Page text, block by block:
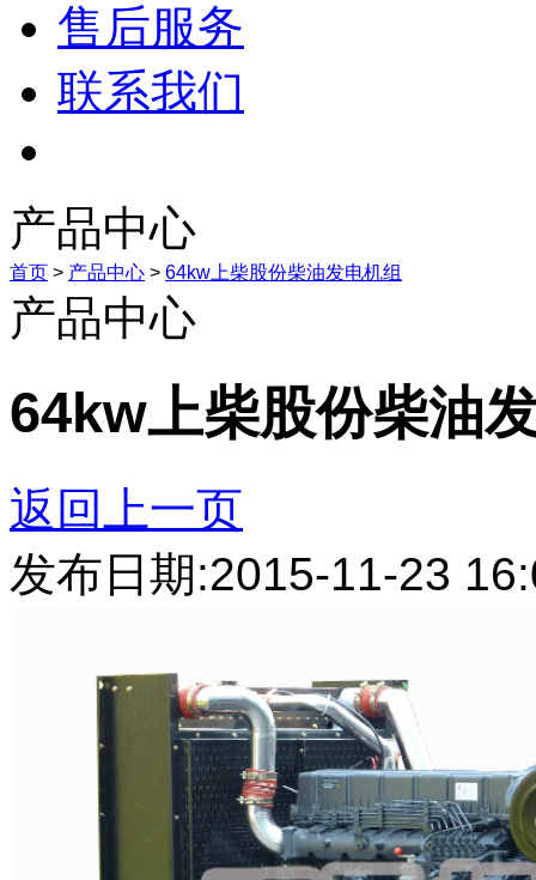
售后服务
联系我们
产品中心
首页 > 产品中心 > 64kw上柴股份柴油发电机组
产品中心
64kw上柴股份柴油
返回上一页
发布日期:2015-11-23